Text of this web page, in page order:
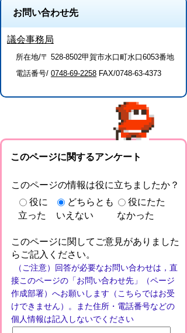
お問い合わせ先
議会事務局
所在地/〒 528-8502甲賀市水口町水口6053番地
電話番号/ 0748-69-2258 FAX/0748-63-4373
このページに関するアンケート
このページの情報は役に立ちましたか？
役に
立った
どちらとも
いえない
役にたた
なかった
このページに関してご意見がありました
らご記入ください。
（ご注意）回答が必要なお問い合わせは，直
接このページの「お問い合わせ先」（ページ
作成部署）へお願いします（こちらではお受
けできません）。また住所・電話番号などの
個人情報は記入しないでください